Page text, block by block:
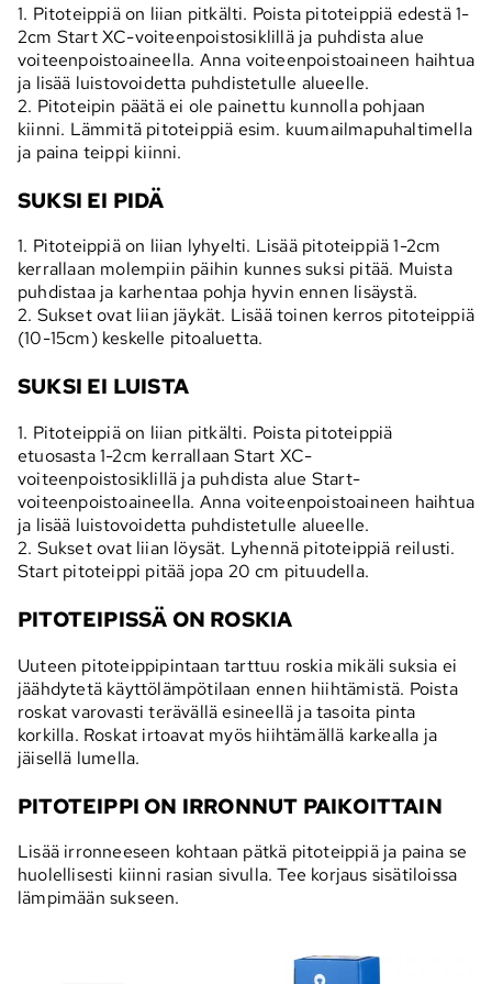
1. Pitoteippiä on liian pitkälti. Poista pitoteippiä edestä 1-
2cm Start XC-voiteenpoistosiklillä ja puhdista alue
voiteenpoistoaineella. Anna voiteenpoistoaineen haihtua
ja lisää luistovoidetta puhdistetulle alueelle.
2. Pitoteipin päätä ei ole painettu kunnolla pohjaan
kiinni. Lämmitä pitoteippiä esim. kuumailmapuhaltimella
ja paina teippi kiinni.
SUKSI EI PIDÄ
1. Pitoteippiä on liian lyhyelti. Lisää pitoteippiä 1-2cm
kerrallaan molempiin päihin kunnes suksi pitää. Muista
puhdistaa ja karhentaa pohja hyvin ennen lisäystä.
2. Sukset ovat liian jäykät. Lisää toinen kerros pitoteippiä
(10-15cm) keskelle pitoaluetta.
SUKSI EI LUISTA
1. Pitoteippiä on liian pitkälti. Poista pitoteippiä
etuosasta 1-2cm kerrallaan Start XC-
voiteenpoistosiklillä ja puhdista alue Start-
voiteenpoistoaineella. Anna voiteenpoistoaineen haihtua
ja lisää luistovoidetta puhdistetulle alueelle.
2. Sukset ovat liian löysät. Lyhennä pitoteippiä reilusti.
Start pitoteippi pitää jopa 20 cm pituudella.
PITOTEIPISSÄ ON ROSKIA
Uuteen pitoteippipintaan tarttuu roskia mikäli suksia ei
jäähdytetä käyttölämpötilaan ennen hiihtämistä. Poista
roskat varovasti terävällä esineellä ja tasoita pinta
korkilla. Roskat irtoavat myös hiihtämällä karkealla ja
jäisellä lumella.
PITOTEIPPI ON IRRONNUT PAIKOITTAIN
Lisää irronneeseen kohtaan pätkä pitoteippiä ja paina se
huolellisesti kiinni rasian sivulla. Tee korjaus sisätiloissa
lämpimään sukseen.